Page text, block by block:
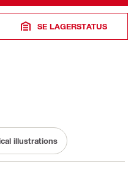
SE LAGERSTATUS
illustrations